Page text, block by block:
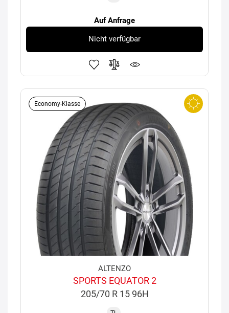
Auf Anfrage
Nicht verfügbar
Economy-Klasse
ALTENZO
SPORTS EQUATOR 2
205/70 R 15 96H